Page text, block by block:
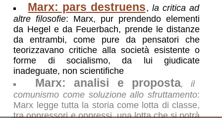
Marx: pars destruens , la critica ad
altre filosofie: Marx, pur prendendo elementi
da Hegel e da Feuerbach, prende le distanze
da entrambi, come pure da pensatori che
teorizzavano critiche alla società esistente o
forme di socialismo, da lui giudicate
inadeguate, non scientifiche
Marx: analisi e proposta, il
comunismo come soluzione allo sfruttamento:
Marx legge tutta la storia come lotta di classe,
tra oppressori e oppressi, una lotta che si potrà